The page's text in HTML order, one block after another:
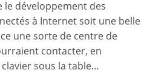
le développement des
à Internet soit une belle
une sorte de centre de
contacter, en
sous la table…